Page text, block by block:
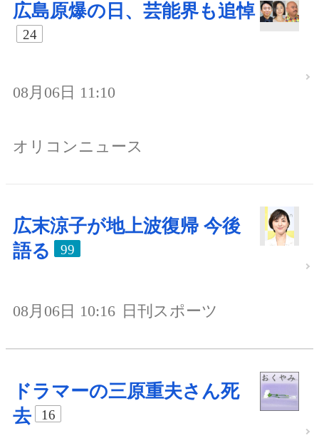
広島原爆の日、芸能界も追悼
24
08月06日 11:10
オリコンニュース
広末涼子が地上波復帰 今後
語る
99
08月06日 10:16 日刊スポーツ
ドラマーの三原重夫さん死
去
16